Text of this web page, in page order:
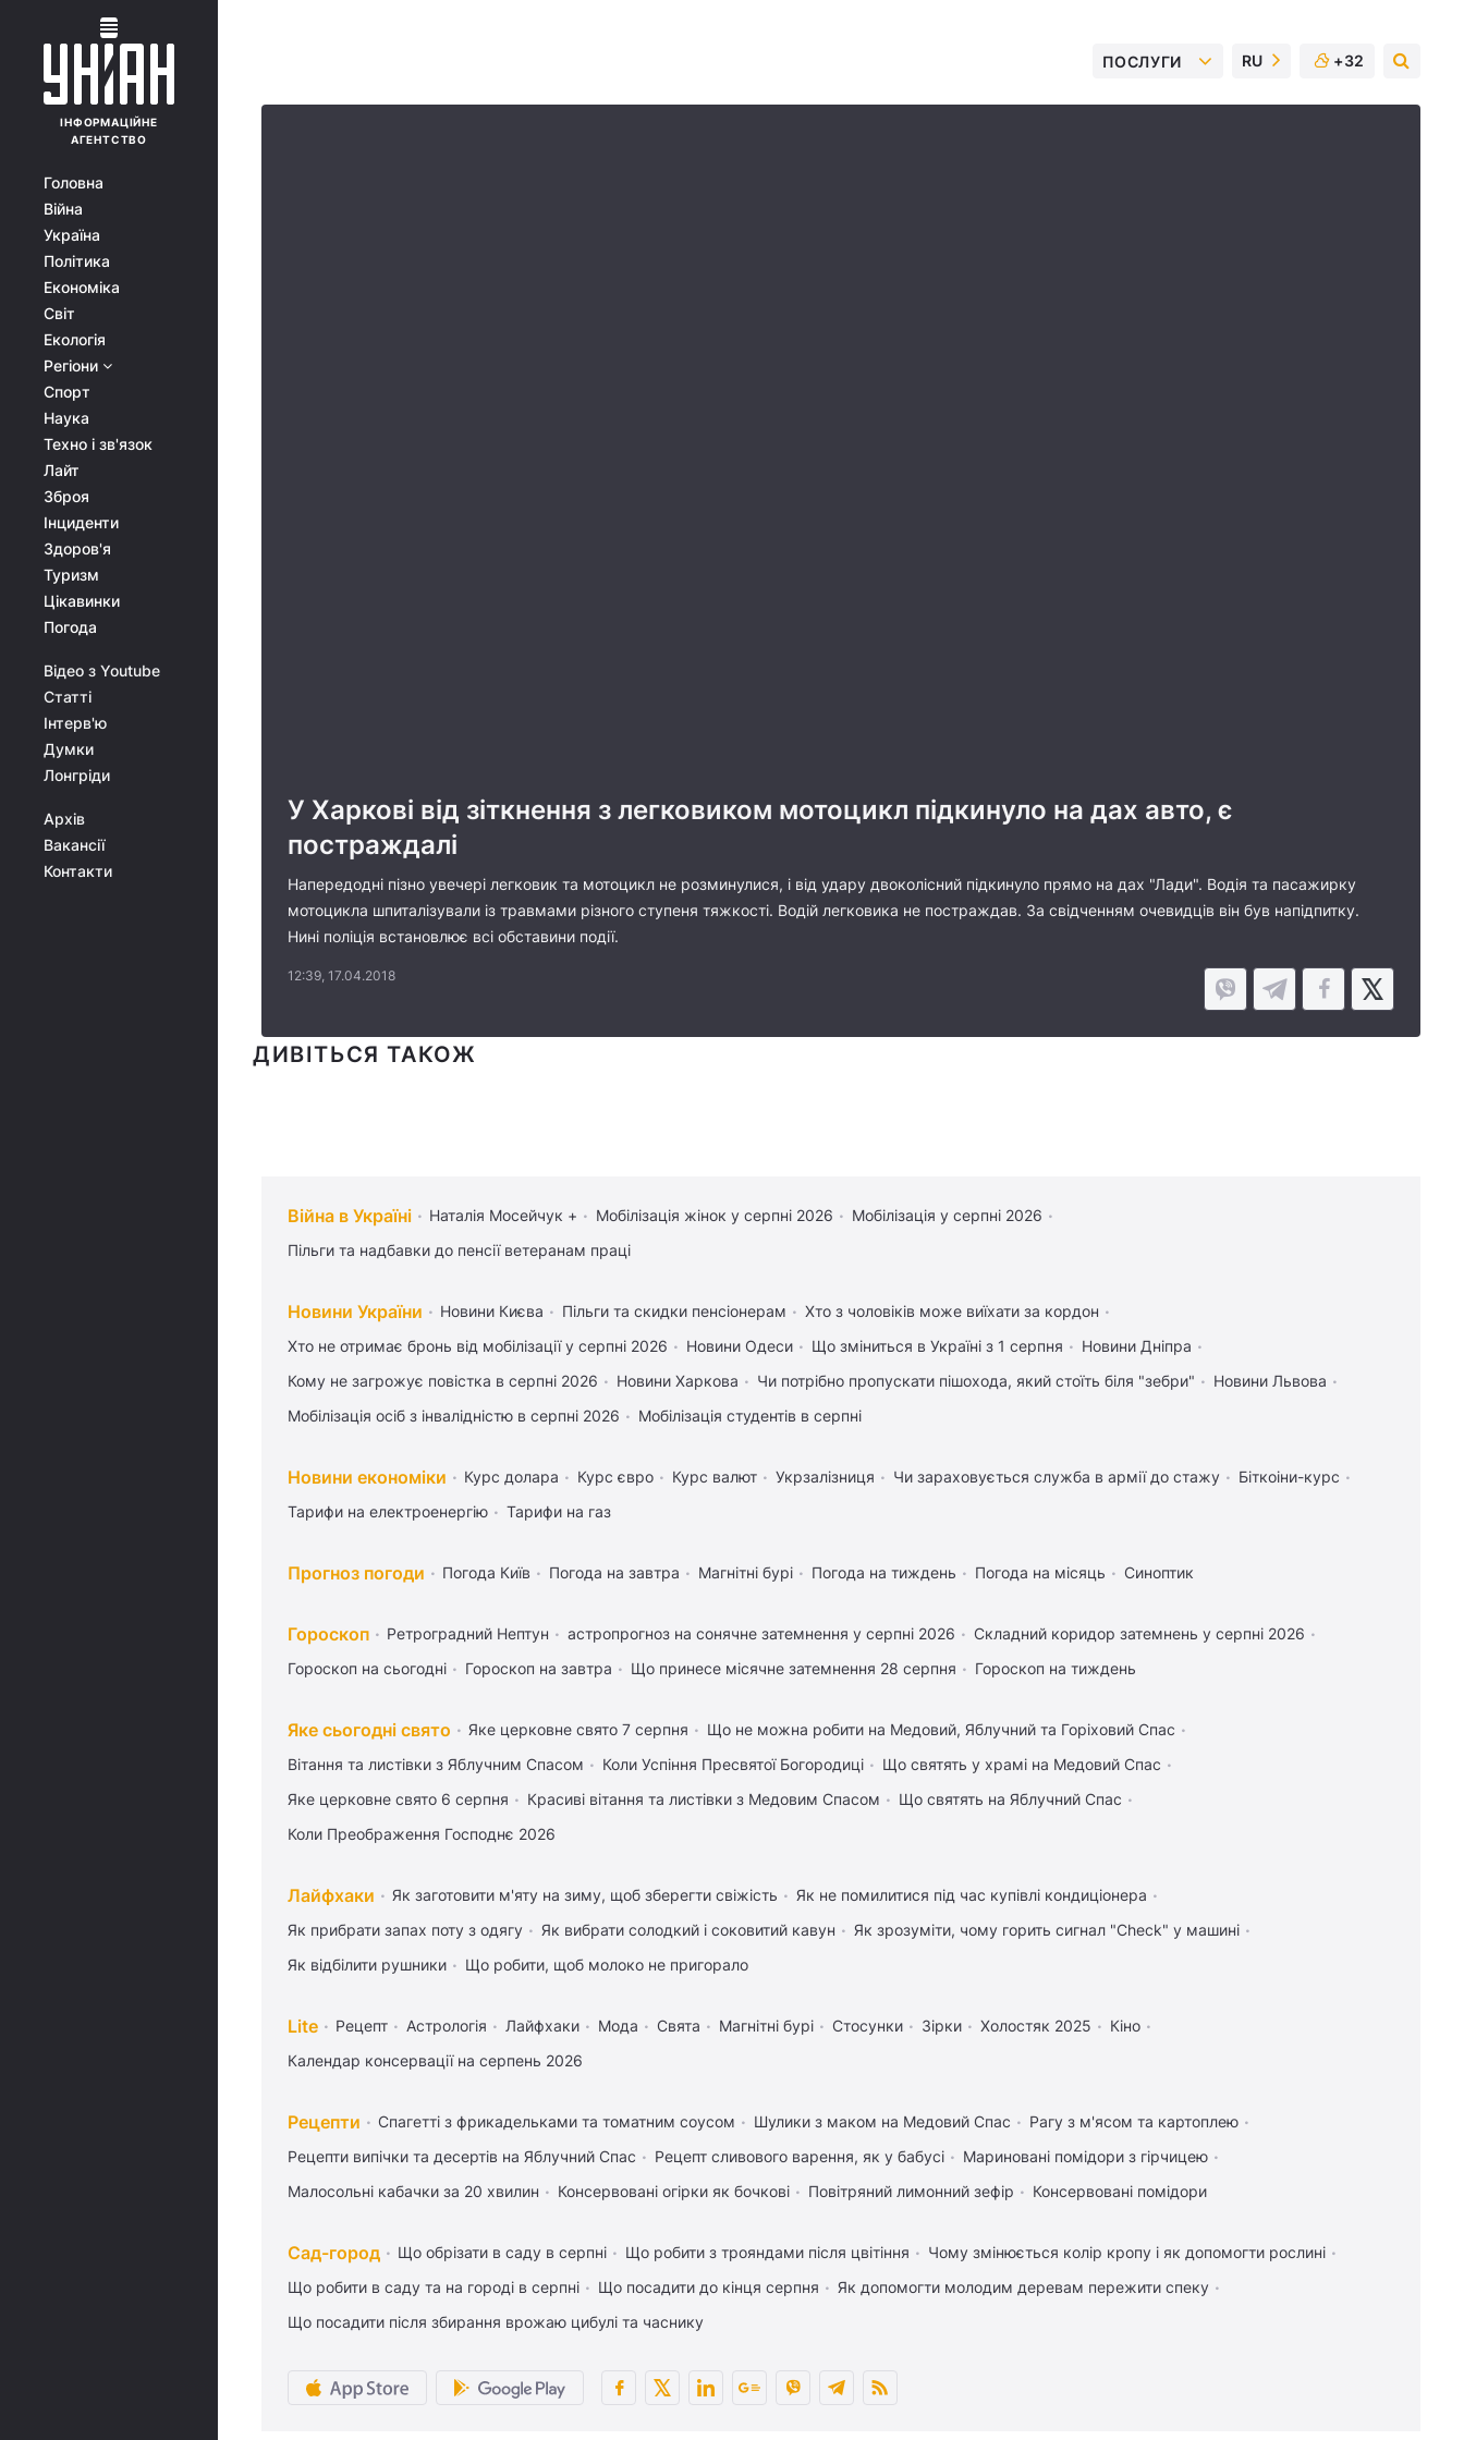
ІНФОРМАЦІЙНЕ
АГЕНТСТВО
Головна
Війна
Україна
Політика
Економіка
Світ
Екологія
Регіони
Спорт
Наука
Техно і зв'язок
Лайт
Зброя
Інциденти
Здоров'я
Туризм
Цікавинки
Погода
Відео з Youtube
Статті
Інтерв'ю
Думки
Лонгріди
Архів
Вакансії
Контакти
ПОСЛУГИ RU +32
У Харкові від зіткнення з легковиком мотоцикл підкинуло на дах авто, є
постраждалі
Напередодні пізно увечері легковик та мотоцикл не розминулися, і від удару двоколісний підкинуло прямо на дах "Лади". Водія та пасажирку
мотоцикла шпиталізували із травмами різного ступеня тяжкості. Водій легковика не постраждав. За свідченням очевидців він був напідпитку.
Нині поліція встановлює всі обставини події.
12:39, 17.04.2018
ДИВІТЬСЯ ТАКОЖ
Війна в Україні Наталія Мосейчук + Мобілізація жінок у серпні 2026
Мобілізація у серпні 2026
Пільги та надбавки до пенсії ветеранам праці
Новини України Новини Києва Пільги та скидки пенсіонерам
Хто з чоловіків може виїхати за кордон
Хто не отримає бронь від мобілізації у серпні 2026
Новини Одеси Що зміниться в Україні з 1 серпня
Новини Дніпра
Кому не загрожує повістка в серпні 2026
Новини Харкова Чи потрібно пропускати пішохода, який стоїть біля "зебри"
Новини Львова
Мобілізація осіб з інвалідністю в серпні 2026
Мобілізація студентів в серпні
Новини економіки Курс долара Курс євро Курс валют Укрзалізниця Чи зараховується служба в армії до стажу
Біткоіни-курс
Тарифи на електроенергію
Тарифи на газ
Прогноз погоди Погода Київ Погода на завтра Магнітні бурі Погода на тиждень Погода на місяць Синоптик
Гороскоп Ретроградний Нептун астропрогноз на сонячне затемнення у серпні 2026
Складний коридор затемнень у серпні 2026
Гороскоп на сьогодні
Гороскоп на завтра Що принесе місячне затемнення 28 серпня Гороскоп на тиждень
Яке сьогодні свято Яке церковне свято 7 серпня
Що не можна робити на Медовий, Яблучний та Горіховий Спас
Вітання та листівки з Яблучним Спасом
Коли Успіння Пресвятої Богородиці
Що святять у храмі на Медовий Спас
Яке церковне свято 6 серпня
Красиві вітання та листівки з Медовим Спасом
Що святять на Яблучний Спас
Коли Преображення Господнє 2026
Лайфхаки Як заготовити м'яту на зиму, щоб зберегти свіжість
Як не помилитися під час купівлі кондиціонера
Як прибрати запах поту з одягу
Як вибрати солодкий і соковитий кавун
Як зрозуміти, чому горить сигнал "Check" у машині
Як відбілити рушники
Що робити, щоб молоко не пригорало
Lite Рецепт Астрологія Лайфхаки Мода Свята Магнітні бурі Стосунки Зірки Холостяк 2025
Кіно
Календар консервації на серпень 2026
Рецепти Спагетті з фрикадельками та томатним соусом Шулики з маком на Медовий Спас
Рагу з м'ясом та картоплею
Рецепти випічки та десертів на Яблучний Спас
Рецепт сливового варення, як у бабусі
Мариновані помідори з гірчицею
Малосольні кабачки за 20 хвилин
Консервовані огірки як бочкові Повітряний лимонний зефір Консервовані помідори
Сад-город Що обрізати в саду в серпні Що робити з трояндами після цвітіння
Чому змінюється колір кропу і як допомогти рослині
Що робити в саду та на городі в серпні
Що посадити до кінця серпня
Як допомогти молодим деревам пережити спеку
Що посадити після збирання врожаю цибулі та часнику